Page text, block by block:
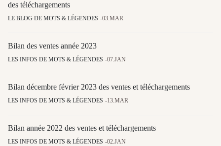
des téléchargements
LE BLOG DE MOTS & LÉGENDES 03.MAR
Bilan des ventes année 2023
LES INFOS DE MOTS & LÉGENDES 07.JAN
Bilan décembre février 2023 des ventes et téléchargements
LES INFOS DE MOTS & LÉGENDES 13.MAR
Bilan année 2022 des ventes et téléchargements
LES INFOS DE MOTS & LÉGENDES 02.JAN